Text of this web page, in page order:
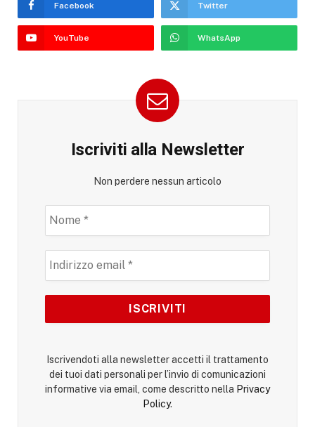
Facebook Twitter
YouTube WhatsApp
Iscriviti alla Newsletter
Non perdere nessun articolo
Iscrivendoti alla newsletter accetti il trattamento
dei tuoi dati personali per l’invio di comunicazioni
informative via email, come descritto nella Privacy
Policy.